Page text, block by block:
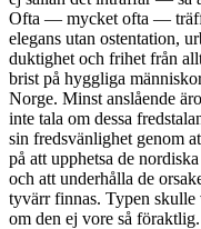
Ofta — mycket ofta —
elegans utan ostentation,
duktighet och frihet från
brist på hyggliga
Norge. Minst anslående
inte tala om dessa
sin fredsvänlighet genom
på att upphetsa de
och att underhålla de
tyvärr finnas. Typen skulle
om den ej vore så föraktlig.